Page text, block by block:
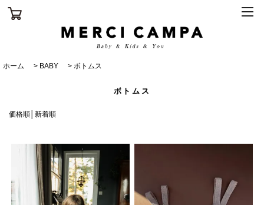
ホーム > BABY > ボトムス
ボトムス
価格順 新着順